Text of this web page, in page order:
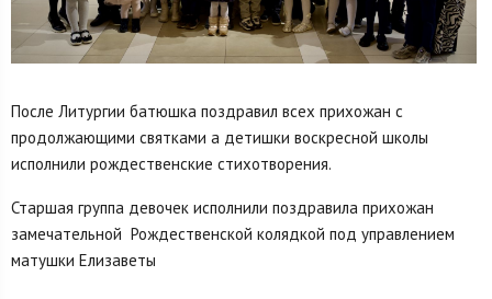
После Литургии батюшка поздравил всех прихожан с
продолжающими святками а детишки воскресной школы
исполнили рождественские стихотворения.
Старшая группа девочек исполнили поздравила прихожан
замечательной Рождественской колядкой под управлением
матушки Елизаветы